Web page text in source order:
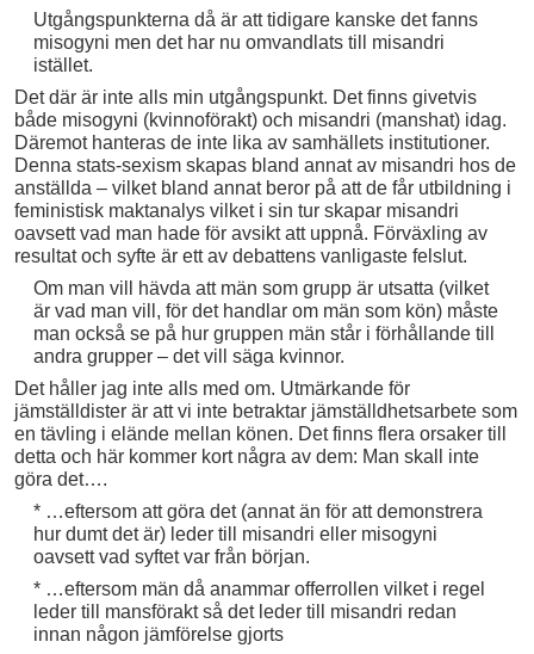
Utgångspunkterna då är att tidigare kanske det fanns
misogyni men det har nu omvandlats till misandri
istället.
Det där är inte alls min utgångspunkt. Det finns givetvis
både misogyni (kvinnoförakt) och misandri (manshat) idag.
Däremot hanteras de inte lika av samhällets institutioner.
Denna stats-sexism skapas bland annat av misandri hos de
anställda – vilket bland annat beror på att de får utbildning i
feministisk maktanalys vilket i sin tur skapar misandri
oavsett vad man hade för avsikt att uppnå. Förväxling av
resultat och syfte är ett av debattens vanligaste felslut.
Om man vill hävda att män som grupp är utsatta (vilket
är vad man vill, för det handlar om män som kön) måste
man också se på hur gruppen män står i förhållande till
andra grupper – det vill säga kvinnor.
Det håller jag inte alls med om. Utmärkande för
jämställdister är att vi inte betraktar jämställdhetsarbete som
en tävling i elände mellan könen. Det finns flera orsaker till
detta och här kommer kort några av dem: Man skall inte
göra det….
* …eftersom att göra det (annat än för att demonstrera
hur dumt det är) leder till misandri eller misogyni
oavsett vad syftet var från början.
* …eftersom män då anammar offerrollen vilket i regel
leder till mansförakt så det leder till misandri redan
innan någon jämförelse gjorts